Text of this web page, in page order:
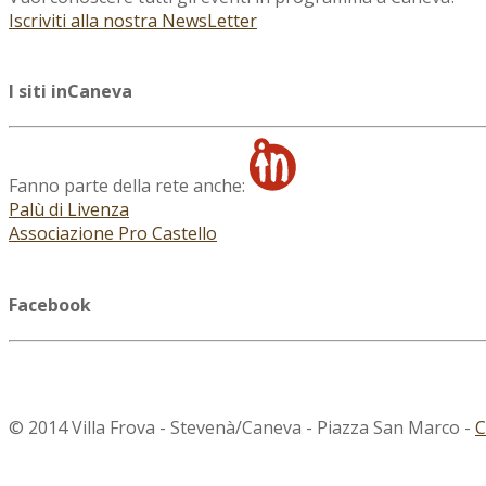
Iscriviti alla nostra NewsLetter
I siti inCaneva
Fanno parte della rete anche:
Palù di Livenza
Associazione Pro Castello
Facebook
© 2014 Villa Frova - Stevenà/Caneva - Piazza San Marco -